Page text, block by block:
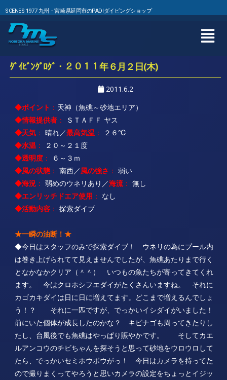
SCENES 1977 九州・宮崎県延岡市のPADIダイビングショップ
ﾀﾞｲﾋﾞﾝｸﾞﾛｸﾞ・２０１１年６月２日(木)
2011.6.2
◆ポイント ： 天神（魚礁～砂地エリア）
◆情報提供者：
ＳＴＡＦＦ ヤス
◆天気： 晴れ／最高気温：
２６℃
◆水温：
２０～２１度
◆透明度：
６～３ｍ
◆風の状態： 南西／風の強さ ： 弱い
◆海況： 弱めのウネリあり／海流： 無し
◆エンリッチドエア使用 ： なし
◆活動内容： 探索ダイブ
★一瞬の油断！★
◆今日はスタッフのみで探索ダイブ！ ウネリの為にプール内
は巻き上げられてて見えませんでしたが、魚礁あたりまで行く
となかなかクリア（＾＾） いつもの魚たちが寄ってきてくれ
ます。 今はクロホシフエダイがたくさんいますね。 それに
カゴカキダイは日に日に増えてます。どこまで増えるんでしょ
う！？ それに一匹ですが、でっかいイシダイがいました！
前にいた個体が成長したのかな？ キビナゴも周ってきたりし
たし、台風後でも魚礁はやっぱり賑やかです。 そしてカエ
ルアンコウのチビちゃんを探そうと思って砂地をウロウロして
たら、でっかいセミホウボウがっ！ 今日はカメラを持ってた
ので撮りまくってやろうと思いカメラの設定をちょっとイジッ